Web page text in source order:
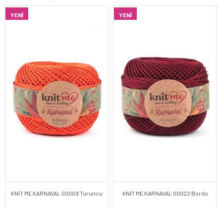
YENI
KNIT ME KARNAVAL 00009 Turuncu
YENI
KNIT ME KARNAVAL 00022 Bordo